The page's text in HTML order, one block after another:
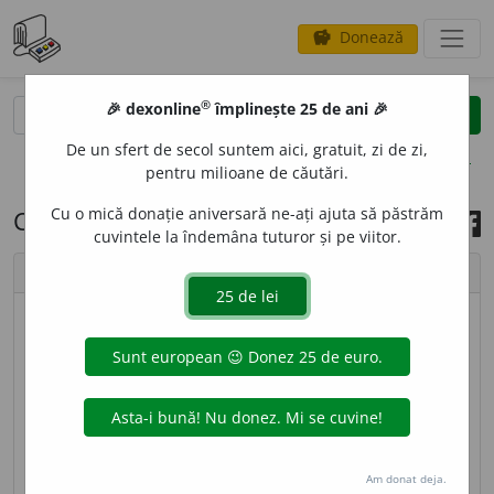
savings Donează
opțiuni
Cuvântul zilei, 15 mai 2023
imagine © Andrea Homorodean
are sf[At:GHEȚIE, R. M. /Pl:~lări/E: vincula
înv) Impunere a respectării unei obligații
prin acord, prin care se îngrădește dreptul cuiva de
🎉 dexonline® împlinește 25 de ani 🎉
De un sfert de secol suntem aici, gratuit, zi de zi,
pentru milioane de căutări.
Cu o mică donație aniversară ne-ați ajuta să păstrăm
cuvintele la îndemâna tuturor și pe viitor.
Am donat deja.